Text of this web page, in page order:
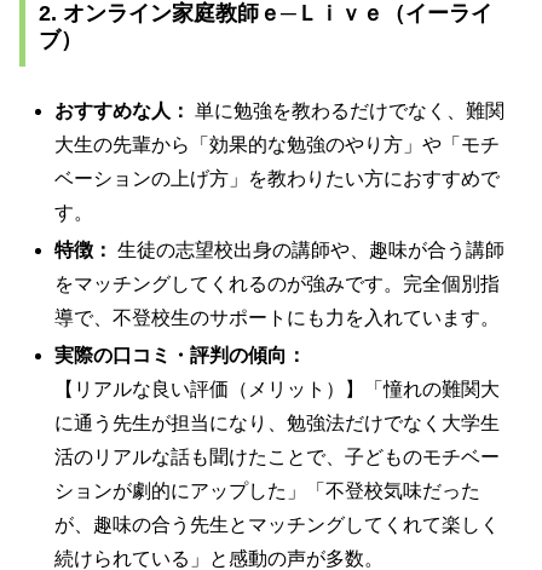
2. オンライン家庭教師ｅ─Ｌｉｖｅ（イーライ
ブ）
おすすめな人： 単に勉強を教わるだけでなく、難関
大生の先輩から「効果的な勉強のやり方」や「モチ
ベーションの上げ方」を教わりたい方におすすめで
す。
特徴： 生徒の志望校出身の講師や、趣味が合う講師
をマッチングしてくれるのが強みです。完全個別指
導で、不登校生のサポートにも力を入れています。
実際の口コミ・評判の傾向：
【リアルな良い評価（メリット）】「憧れの難関大
に通う先生が担当になり、勉強法だけでなく大学生
活のリアルな話も聞けたことで、子どものモチベー
ションが劇的にアップした」「不登校気味だった
が、趣味の合う先生とマッチングしてくれて楽しく
続けられている」と感動の声が多数。